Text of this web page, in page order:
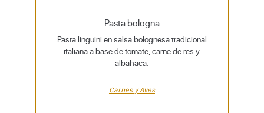
Pasta bologna
Pasta linguini en salsa bolognesa tradicional
italiana a base de tomate, carne de res y
albahaca.
Carnes y Aves